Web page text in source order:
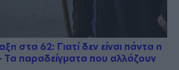
στα 62: Γιατί δεν είναι πάντα η
Τα παραδείγματα που αλλάζουν